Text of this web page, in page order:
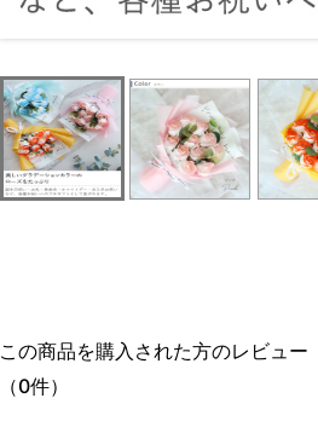
この商品を購入された方のレビュー
（0件）